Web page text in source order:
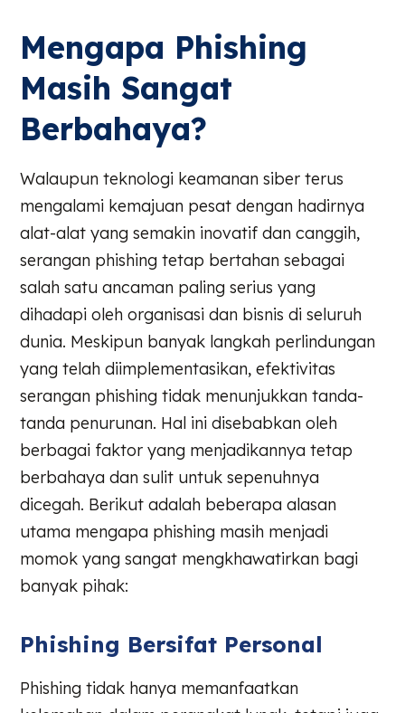
Mengapa Phishing
Masih Sangat
Berbahaya?
Walaupun teknologi keamanan siber terus
mengalami kemajuan pesat dengan hadirnya
alat-alat yang semakin inovatif dan canggih,
serangan phishing tetap bertahan sebagai
salah satu ancaman paling serius yang
dihadapi oleh organisasi dan bisnis di seluruh
dunia. Meskipun banyak langkah perlindungan
yang telah diimplementasikan, efektivitas
serangan phishing tidak menunjukkan tanda-
tanda penurunan. Hal ini disebabkan oleh
berbagai faktor yang menjadikannya tetap
berbahaya dan sulit untuk sepenuhnya
dicegah. Berikut adalah beberapa alasan
utama mengapa phishing masih menjadi
momok yang sangat mengkhawatirkan bagi
banyak pihak:
Phishing Bersifat Personal
Phishing tidak hanya memanfaatkan